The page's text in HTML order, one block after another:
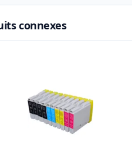
connexes